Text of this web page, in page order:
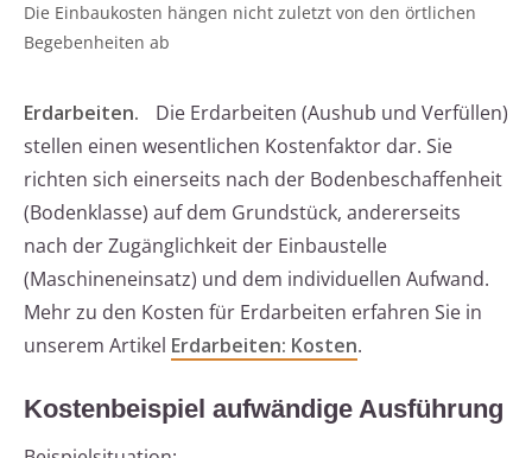
Die Einbaukosten hängen nicht zuletzt von den örtlichen
Begebenheiten ab
Erdarbeiten.
Die Erdarbeiten (Aushub und Verfüllen)
stellen einen wesentlichen Kostenfaktor dar. Sie
richten sich einerseits nach der Bodenbeschaffenheit
(Bodenklasse) auf dem Grundstück, andererseits
nach der Zugänglichkeit der Einbaustelle
(Maschineneinsatz) und dem individuellen Aufwand.
Mehr zu den Kosten für Erdarbeiten erfahren Sie in
unserem Artikel Erdarbeiten: Kosten.
Kostenbeispiel aufwändige Ausführung